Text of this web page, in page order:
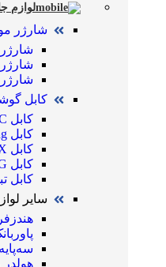
لوازم
شارژر
کابل
کابل Type-C
کابل Lightning
کابل AUX
کابل OTG
کابل
سایر
هولدر